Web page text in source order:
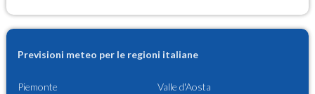
Previsioni meteo per le regioni italiane
Piemonte Valle d'Aosta